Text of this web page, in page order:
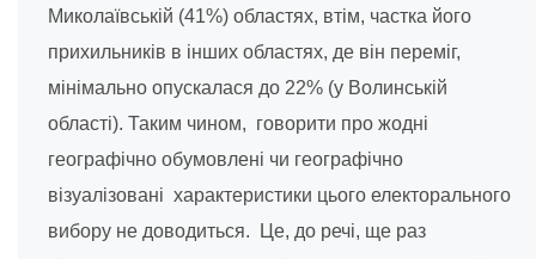
Миколаївській (41%) областях, втім, частка його
прихильників в інших областях, де він переміг,
мінімально опускалася до 22% (у Волинській
області). Таким чином, говорити про жодні
географічно обумовлені чи географічно
візуалізовані характеристики цього електорального
вибору не доводиться. Це, до речі, ще раз